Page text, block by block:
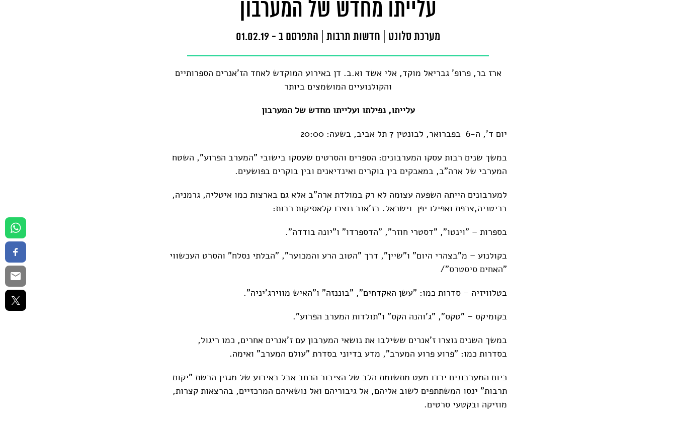
עלייתו מחדש של המערבון
מערכת סלונט חדשות תרבות התפרסם ב - 01.02.19
ארז בר, פרופ' גבריאל מוקד, אלי אשד וא.ב. דן באירוע המוקדש לאחד הז'אנרים הספרותיים
והקולנועיים המושמצים ביותר
עלייתו, נפילתו ועלייתו מחדש של המערבון
יום ד', ה-6 בפברואר, לבונטין 7 תל אביב, בשעה: 20:00
במשך שנים רבות עסקו המערבונים: הספרים והסרטים שעסקו בישובי "המערב הפרוע", השטח
המערבי של ארה"ב, במאבקים בין בוקרים ואינדיאנים ובין בוקרים בפושעים.
למערבונים הייתה השפעה עצומה לא רק במולדת ארה"ב אלא גם בארצות כמו איטליה, גרמניה,
בריטניה,צרפת ואפילו יפן וישראל. בז'אנר נוצרו קלאסיקות רבות:
בספרות – "וינטו", "דסטרי חוזר", "הדספרדו" ו"יונה בודדה".
בקולנוע – מ"בצהרי היום" ו"שיין", דרך "הטוב הרע והמכוער", "הבלתי נסלח" והסרט העכשווי
"האחים סיסטרס"/
בטלוויזיה – סדרות כמו: "עשן האקדחים", "בוננזה" ו"האיש מווירג'יניה".
בקומיקס – "טקס", "ג'והנה הקס" ו"תולדות המערב הפרוע".
במשך השנים נוצרו ז'אנרים ששילבו את נושאי המערבון עם ז'אנרים אחרים, כמו ריגול,
בסדרות כמו: "פרוע פרוע המערב", מדע בדיוני בסדרת "עולם המערב" ואימה.
כיום המערבונים ירדו מעט מתשומת הלב של הציבור הרחב אבל באירוע של מגזין הרשת "יקום
תרבות" ינסו המשתתפים לשוב אליהם, אל גיבוריהם ואל נושאיהם המרכזיים, בהרצאות קצרות,
מוזיקה ובקטעי סרטים.